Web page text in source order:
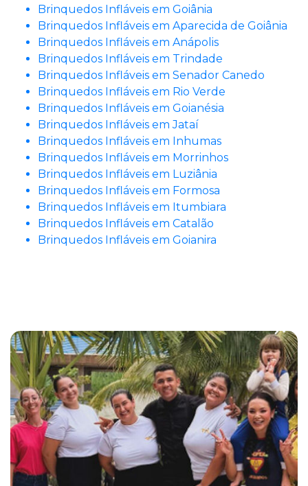
Brinquedos Infláveis em Goiânia
Brinquedos Infláveis em Aparecida de Goiânia
Brinquedos Infláveis em Anápolis
Brinquedos Infláveis em Trindade
Brinquedos Infláveis em Senador Canedo
Brinquedos Infláveis em Rio Verde
Brinquedos Infláveis em Goianésia
Brinquedos Infláveis em Jataí
Brinquedos Infláveis em Inhumas
Brinquedos Infláveis em Morrinhos
Brinquedos Infláveis em Luziânia
Brinquedos Infláveis em Formosa
Brinquedos Infláveis em Itumbiara
Brinquedos Infláveis em Catalão
Brinquedos Infláveis em Goianira